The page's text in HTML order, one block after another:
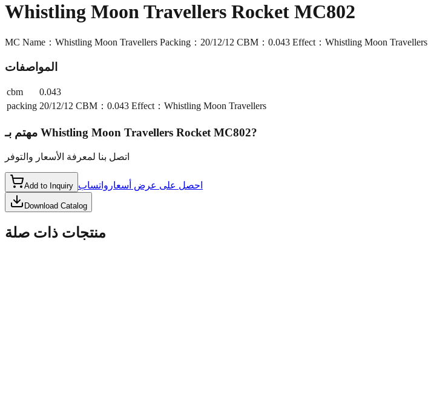
Whistling Moon Travellers Rocket MC802
MC Name：Whistling Moon Travellers Packing：20/12/12 CBM：0.043 Effect：Whistling Moon Travellers
المواصفات
cbm
0.043
packing 20/12/12 CBM：0.043 Effect：Whistling Moon Travellers
مهتم بـ Whistling Moon Travellers Rocket MC802?
اتصل بنا لمعرفة الأسعار والتوفر
Add to Inquiry احصل على عرض أسعار واتساب
Download Catalog
منتجات ذات صلة